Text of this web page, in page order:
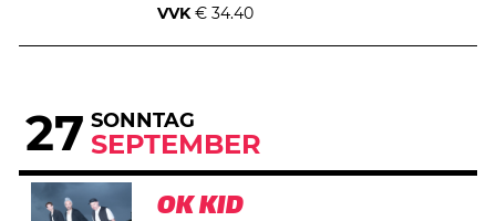
VVK€ 34.40
27 SONNTAG
SEPTEMBER
OK KID